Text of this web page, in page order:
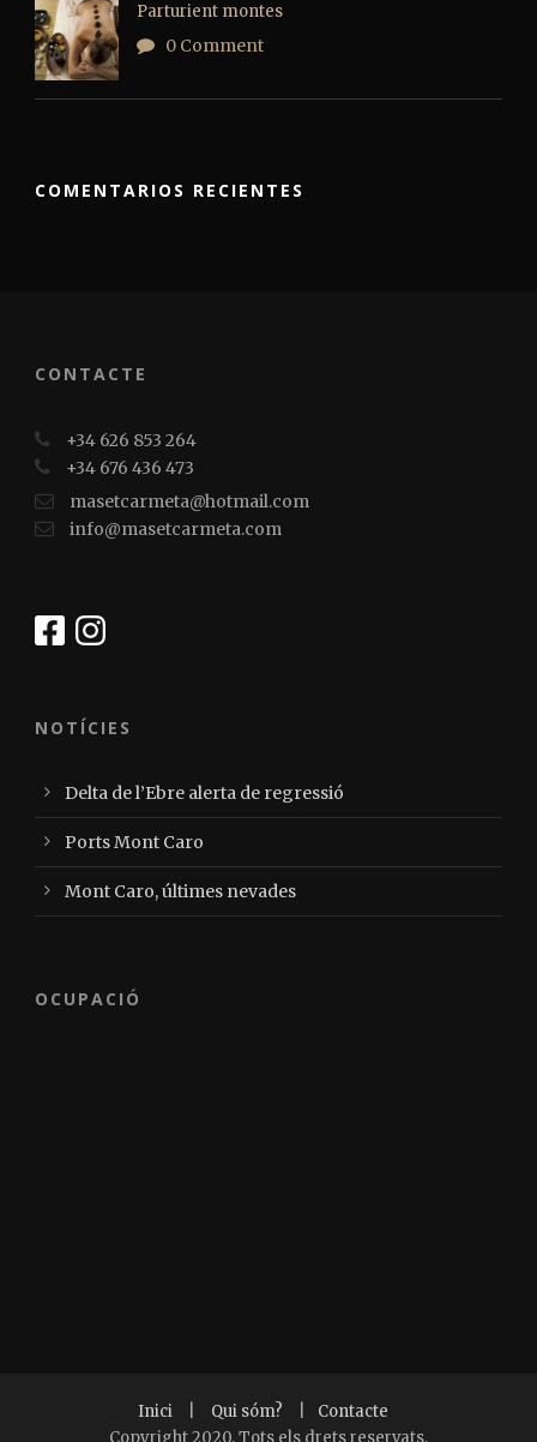
Parturient montes
0 Comment
COMENTARIOS RECIENTES
CONTACTE
+34 626 853 264
+34 676 436 473
masetcarmeta@hotmail.com
info@masetcarmeta.com
NOTÍCIES
Delta de l’Ebre alerta de regressió
Ports Mont Caro
Mont Caro, últimes nevades
OCUPACIÓ
Inici Qui sóm?
Contacte
Copyright 2020. Tots els drets reservats.